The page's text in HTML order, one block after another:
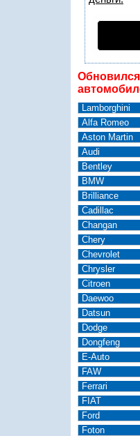
Lamborghini
Alfa Romeo
Aston Martin
Audi
Bentley
BMW
Brilliance
Cadillac
Changan
Chery
Chevrolet
Chrysler
Citroen
Daewoo
Datsun
Dodge
Dongfeng
E-Auto
FAW
Ferrari
FIAT
Ford
Foton